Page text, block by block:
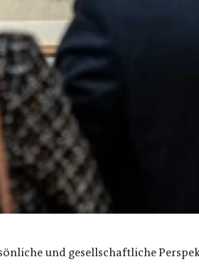
und gesellschaftliche